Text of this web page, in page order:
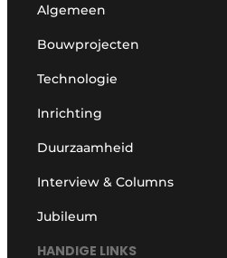
Algemeen
Bouwprojecten
Technologie
Inrichting
Duurzaamheid
Interview & Columns
Jubileum
HANDIGE LINKS